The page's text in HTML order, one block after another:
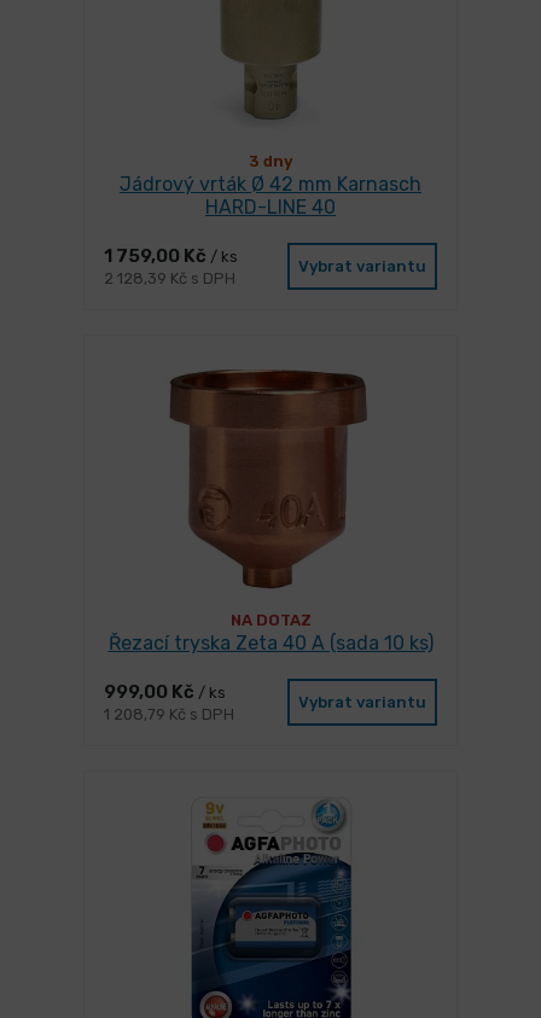
3 dny
Jádrový vrták Ø 42 mm Karnasch
HARD-LINE 40
1 759,00 Kč / ks
2 128,39 Kč s DPH
Vybrat variantu
NA DOTAZ
Řezací tryska Zeta 40 A (sada 10 ks)
999,00 Kč / ks
1 208,79 Kč s DPH
Vybrat variantu